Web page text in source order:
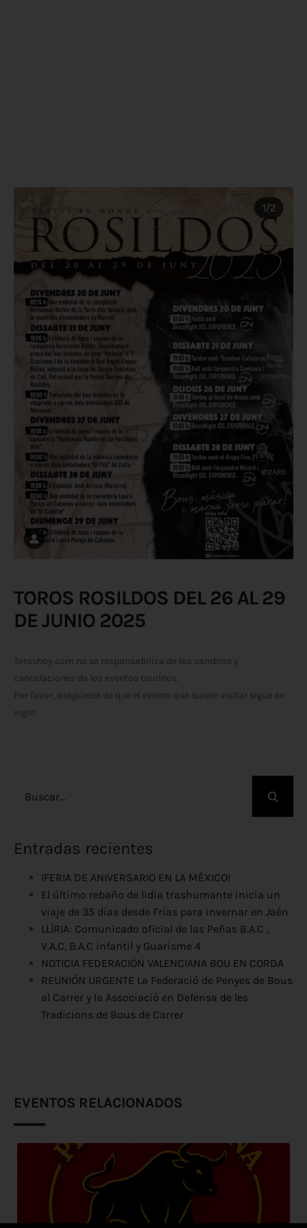
TOROS ROSILDOS DEL 26 AL 29
DE JUNIO 2025
Toroshoy.com no se responsabiliza de los cambios y
cancelaciones de los eventos taurinos.
Por favor, asegúrese de que el evento que quiere visitar sigue en
vigor.
Entradas recientes
¡FERIA DE ANIVERSARIO EN LA MÉXICO!
El último rebaño de lidia trashumante inicia un
viaje de 35 días desde Frías para invernar en Jaén
LLÍRIA: Comunicado oficial de las Peñas B.A.C ,
V.A.C, B.A.C infantil y Guarisme 4
NOTICIA FEDERACIÓN VALENCIANA BOU EN CORDA
REUNIÓN URGENTE La Federació de Penyes de Bous
al Carrer y la Associació en Defensa de les
Tradicions de Bous de Carrer
EVENTOS RELACIONADOS